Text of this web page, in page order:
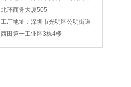
北环商务大厦505
工厂地址： 深圳市光明区公明街道
西田第一工业区3栋4楼